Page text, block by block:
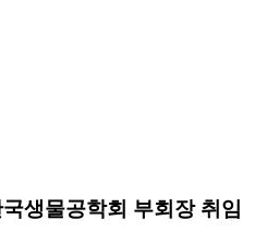
생물공학회 부회장 취임